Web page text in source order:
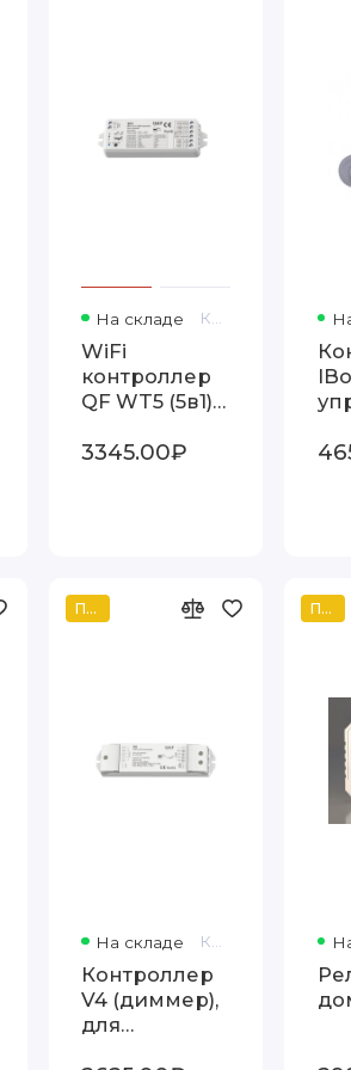
На складе Код товара: Q5
WiFi
контроллер
QF WT5 (5в1)
светодиодных
3345.00₽
Популярный
На складе Код товара: Q4
Контроллер
V4 (диммер),
для
Популярный